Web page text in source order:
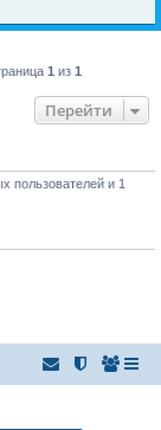
1 из 1
Перейти
пользователей и 1